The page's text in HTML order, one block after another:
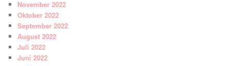
November 2022
Oktober 2022
September 2022
August 2022
Juli 2022
Juni 2022